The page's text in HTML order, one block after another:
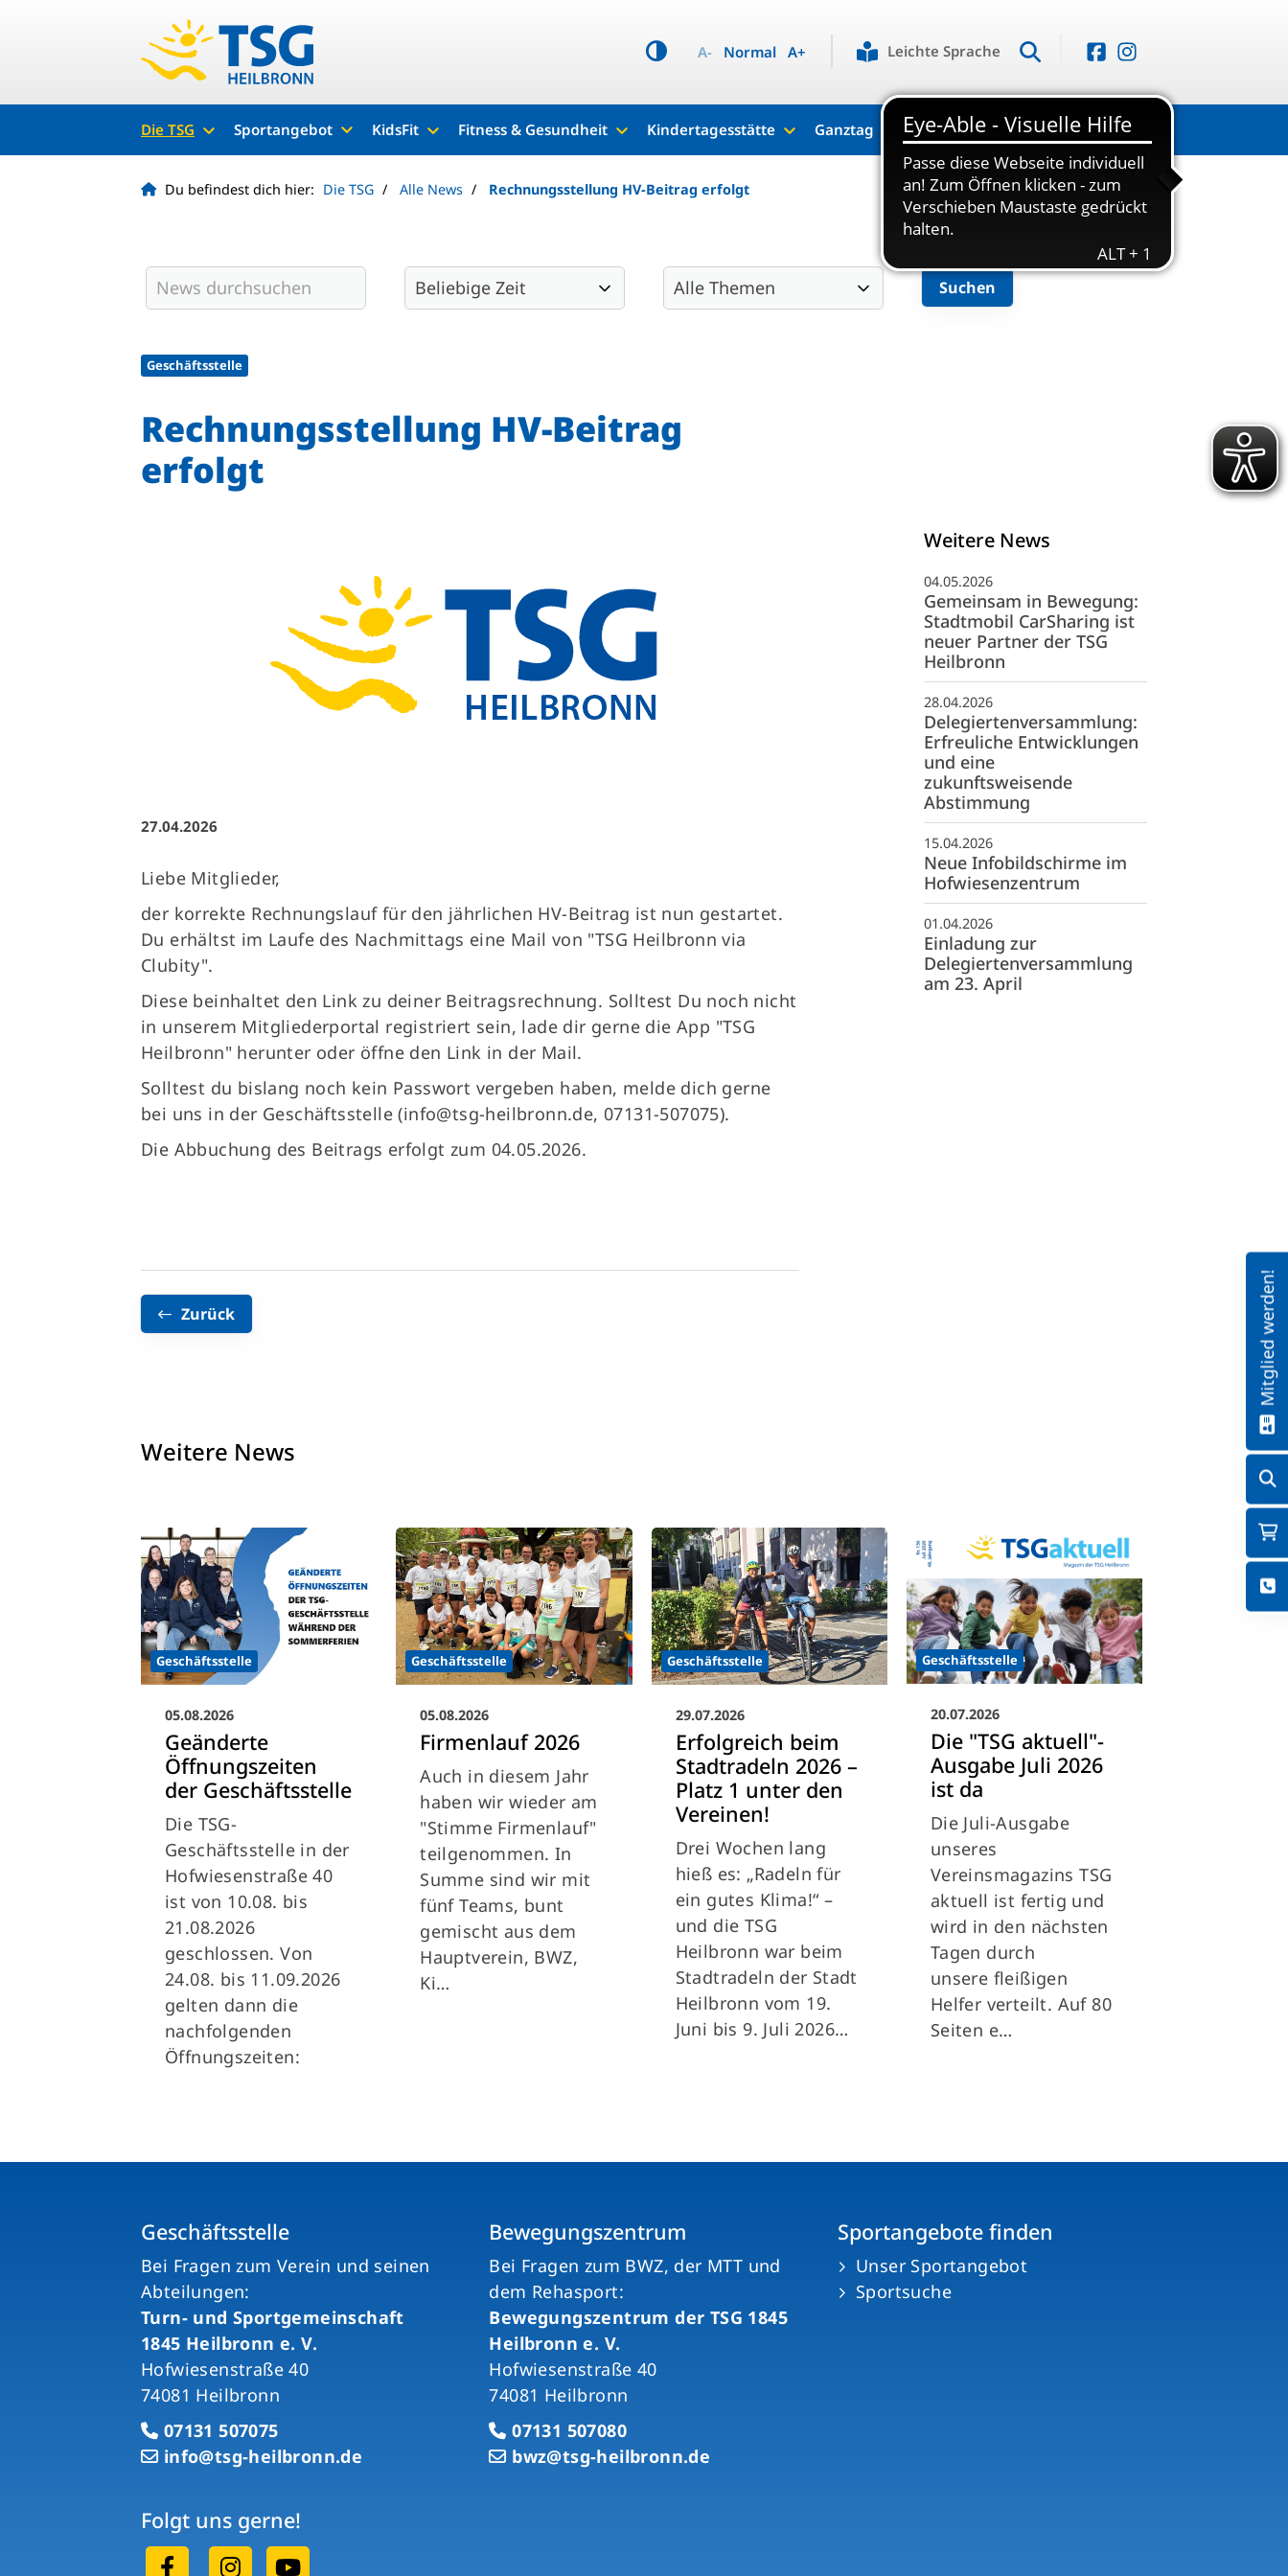
A- Normal A+ Leichte Sprache
Die TSG Sportangebot KidsFit Fitness & Gesundheit Kindertagesstätte Ganztag Kontakt
Du befindest dich hier: Die TSG Alle News Rechnungsstellung HV-Beitrag erfolgt
Geschäftsstelle
Rechnungsstellung HV-Beitrag
erfolgt
27.04.2026
Liebe Mitglieder,
der korrekte Rechnungslauf für den jährlichen HV-Beitrag ist nun gestartet.
Du erhältst im Laufe des Nachmittags eine Mail von "TSG Heilbronn via
Clubity".
Diese beinhaltet den Link zu deiner Beitragsrechnung. Solltest Du noch nicht
in unserem Mitgliederportal registriert sein, lade dir gerne die App "TSG
Heilbronn" herunter oder öffne den Link in der Mail.
Solltest du bislang noch kein Passwort vergeben haben, melde dich gerne
bei uns in der Geschäftsstelle (info@tsg-heilbronn.de, 07131-507075).
Die Abbuchung des Beitrags erfolgt zum 04.05.2026.
Zurück
Weitere News
04.05.2026
Gemeinsam in Bewegung:
Stadtmobil CarSharing ist
neuer Partner der TSG
Heilbronn
28.04.2026
Delegiertenversammlung:
Erfreuliche Entwicklungen
und eine
zukunftsweisende
Abstimmung
15.04.2026
Neue Infobildschirme im
Hofwiesenzentrum
01.04.2026
Einladung zur
Delegiertenversammlung
am 23. April
Weitere News
Geschäftsstelle
05.08.2026
Geänderte
Öffnungszeiten
der Geschäftsstelle
Die TSG-
Geschäftsstelle in der
Hofwiesenstraße 40
ist von 10.08. bis
21.08.2026
geschlossen. Von
24.08. bis 11.09.2026
gelten dann die
nachfolgenden
Öffnungszeiten:
Geschäftsstelle
05.08.2026
Firmenlauf 2026
Auch in diesem Jahr
haben wir wieder am
"Stimme Firmenlauf"
teilgenommen. In
Summe sind wir mit
fünf Teams, bunt
gemischt aus dem
Hauptverein, BWZ,
Ki…
Geschäftsstelle
29.07.2026
Erfolgreich beim
Stadtradeln 2026 –
Platz 1 unter den
Vereinen!
Drei Wochen lang
hieß es: „Radeln für
ein gutes Klima!“ –
und die TSG
Heilbronn war beim
Stadtradeln der Stadt
Heilbronn vom 19.
Juni bis 9. Juli 2026…
Geschäftsstelle
20.07.2026
Die "TSG aktuell"-
Ausgabe Juli 2026
ist da
Die Juli-Ausgabe
unseres
Vereinsmagazins TSG
aktuell ist fertig und
wird in den nächsten
Tagen durch
unsere fleißigen
Helfer verteilt. Auf 80
Seiten e…
Geschäftsstelle
Bei Fragen zum Verein und seinen
Abteilungen:
Turn- und Sportgemeinschaft
1845 Heilbronn e. V.
Hofwiesenstraße 40
74081 Heilbronn
07131 507075
info@tsg-heilbronn.de
Bewegungszentrum
Bei Fragen zum BWZ, der MTT und
dem Rehasport:
Bewegungszentrum der TSG 1845
Heilbronn e. V.
Hofwiesenstraße 40
74081 Heilbronn
07131 507080
bwz@tsg-heilbronn.de
Sportangebote finden
Unser Sportangebot
Sportsuche
Folgt uns gerne!
Mitglied werden!
Quicklinks
Sportangebote finden
Unser Sportangebot
Mitglieder-Service
Alles zur Mitgliedschaft
Geschäftsstelle
TSG 1845 Heilbronn e. V.
Hofwiesenstraße 40
74081 Heilbronn
07131 507075
info@tsg-heilbronn.de